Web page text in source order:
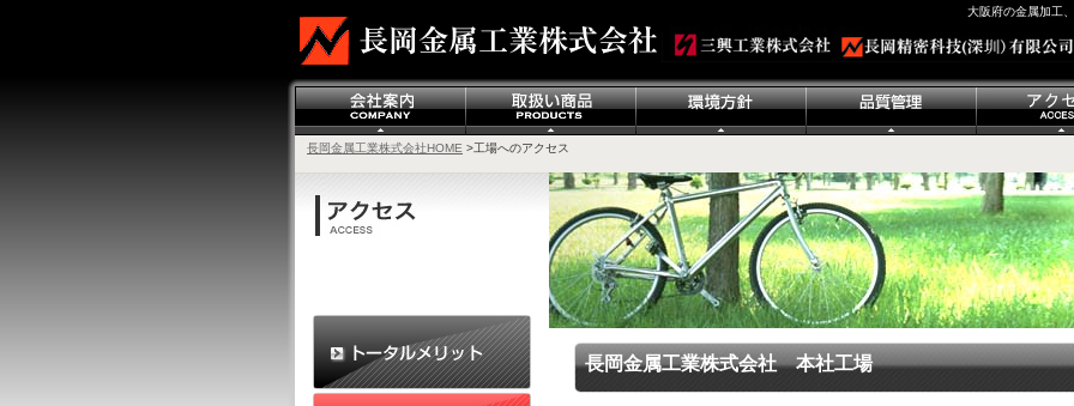
大阪府の金属加工
長岡金属工業株式会社HOME >工場へのアクセス
長岡金属工業株式会社 本社工場